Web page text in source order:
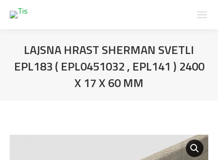
LAJSNA HRAST SHERMAN SVETLI
EPL183 ( EPL0451032 , EPL141 ) 2400
X 17 X 60 MM